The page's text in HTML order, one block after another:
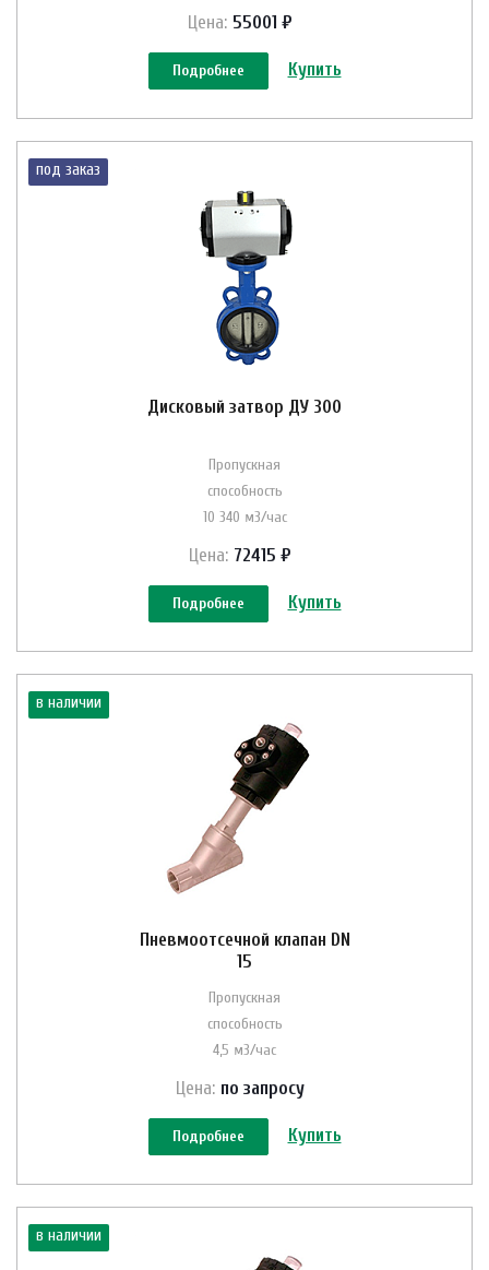
Цена: 55001 ₽
Подробнее Купить
под заказ
Дисковый затвор ДУ 300
Пропускная
способность
10 340 м3/час
Цена: 72415 ₽
Подробнее Купить
в наличии
Пневмоотсечной клапан DN
15
Пропускная
способность
4,5 м3/час
Цена: по запросу
Подробнее Купить
в наличии